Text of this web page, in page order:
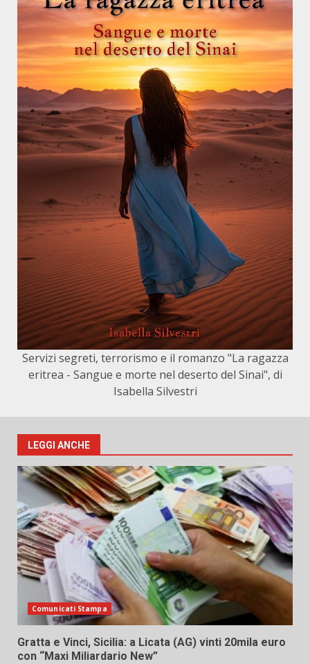
Servizi segreti, terrorismo e il romanzo "La ragazza
eritrea - Sangue e morte nel deserto del Sinai", di
Isabella Silvestri
LEGGI ANCHE
Comunicati Stampa
Gratta e Vinci, Sicilia: a Licata (AG) vinti 20mila euro
con “Maxi Miliardario New”